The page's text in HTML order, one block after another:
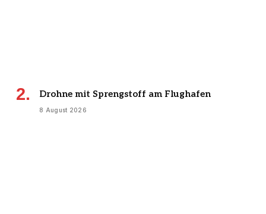
Drohne mit Sprengstoff am Flughafen
8 August 2026